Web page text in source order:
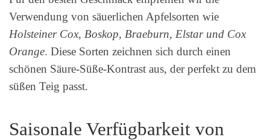
Verwendung von säuerlichen Apfelsorten wie
Holsteiner Cox, Boskop, Braeburn, Elstar und Cox
Orange. Diese Sorten zeichnen sich durch einen
schönen Säure-Süße-Kontrast aus, der perfekt zu dem
süßen Teig passt.
Saisonale Verfügbarkeit von